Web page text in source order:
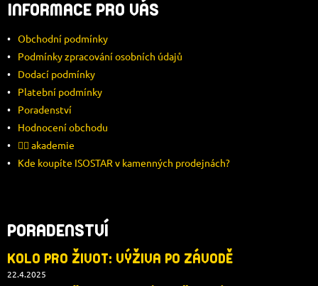
P
A
T
INFORMACE PRO VÁS
Obchodní podmínky
Podmínky zpracování osobních údajů
Dodací podmínky
Platební podmínky
Poradenství
Hodnocení obchodu
🚴‍♂️ akademie
Kde koupíte ISOSTAR v kamenných prodejnách?
PORADENSTVÍ
KOLO PRO ŽIVOT: VÝŽIVA PO ZÁVODĚ
22.4.2025